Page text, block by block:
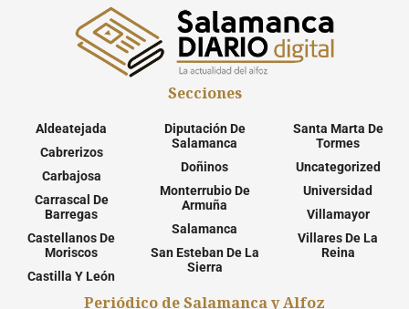
Secciones
Aldeatejada
Cabrerizos
Carbajosa
Carrascal De
Barregas
Castellanos De
Moriscos
Castilla Y León
Diputación De
Salamanca
Doñinos
Monterrubio De
Armuña
Salamanca
San Esteban De La
Sierra
Santa Marta De
Tormes
Uncategorized
Universidad
Villamayor
Villares De La
Reina
Periódico de Salamanca y Alfoz